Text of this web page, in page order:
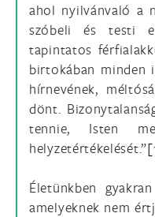
ahol nyilvánvaló a
szóbeli és testi
tapintatos
birtokában minden
hírnevének,
dönt.
tennie, Isten
helyzetértékelését.”
Életünkben
amelyeknek nem